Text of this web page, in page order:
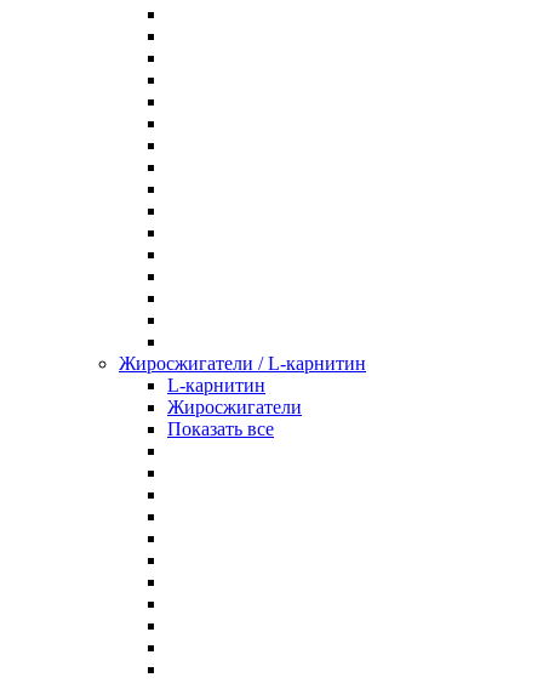
Жиросжигатели / L-карнитин
L-карнитин
Жиросжигатели
Показать все